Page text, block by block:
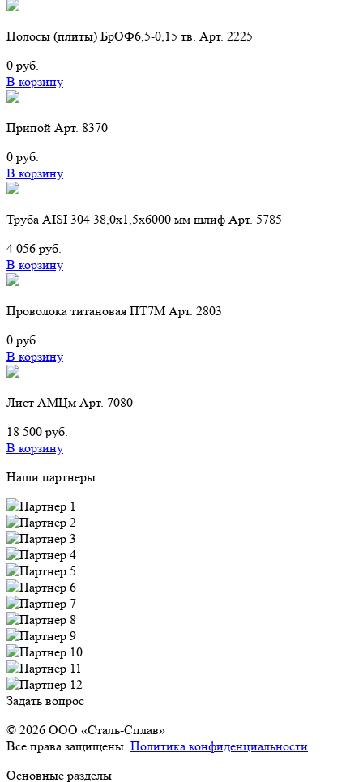
Полосы (плиты) БрОФ6,5-0,15 тв. Арт. 2225
0 руб.
В корзину
Припой Арт. 8370
0 руб.
В корзину
Труба AISI 304 38,0х1,5х6000 мм шлиф Арт. 5785
4 056 руб.
В корзину
Проволока титановая ПТ7М Арт. 2803
0 руб.
В корзину
Лист АМЦм Арт. 7080
18 500 руб.
В корзину
Наши партнеры
Задать вопрос
© 2026 OOO «Сталь-Сплав»
Все права защищены. Политика конфиденциальности
Основные разделы